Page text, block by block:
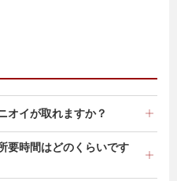
オイが取れますか？
るため、必ずニオイが取れる
因となる熱交換器やファンを
効果は期待できます。
要時間はどのくらいです